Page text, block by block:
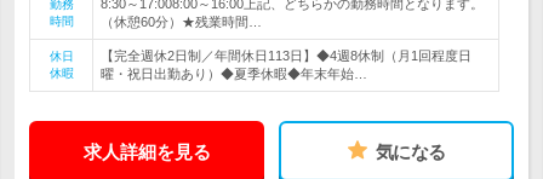
勤務
時間
8:30～17:008:00～16:00上記、どちらかの勤務時間となります。
（休憩60分）★残業時間…
休日
休暇
【完全週休2日制／年間休日113日】◆4週8休制（月1回程度日
曜・祝日出勤あり）◆夏季休暇◆年末年始…
求人詳細を見る 気になる